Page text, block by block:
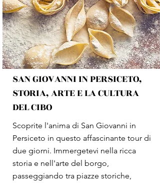
SAN GIOVANNI IN PERSICETO,
STORIA, ARTE E LA CULTURA
DEL CIBO
Scoprite l'anima di San Giovanni in
Persiceto in questo affascinante tour di
due giorni. Immergetevi nella ricca
storia e nell'arte del borgo,
passeggiando tra piazze storiche,